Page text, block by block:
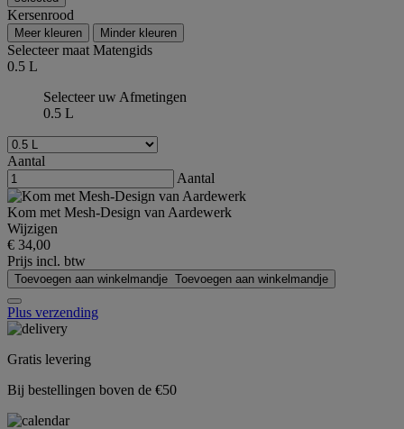
Kersenrood
Meer kleuren Minder kleuren
Selecteer maatMatengids
0.5 L
Selecteer uw Afmetingen
0.5 L
Aantal
Aantal
Kom met Mesh-Design van Aardewerk
Wijzigen
€ 34,00
Prijs incl. btw
Toevoegen aan winkelmandje Toevoegen aan winkelmandje
Plus verzending
Gratis levering
Bij bestellingen boven de €50